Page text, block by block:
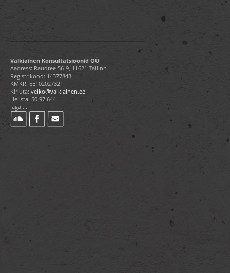
Valkiainen Konsultatsioonid OÜ
Aadress: Raudtee 56-9, 11621 Tallinn
Registrikood: 14377843
KMKR: EE102027321
Kirjuta: veiko@valkiainen.ee
Helista: 50 97 644
Jaga ...